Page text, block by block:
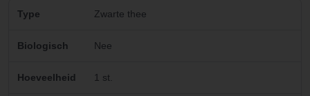
Type Zwarte thee
Biologisch Nee
Hoeveelheid 1 st.